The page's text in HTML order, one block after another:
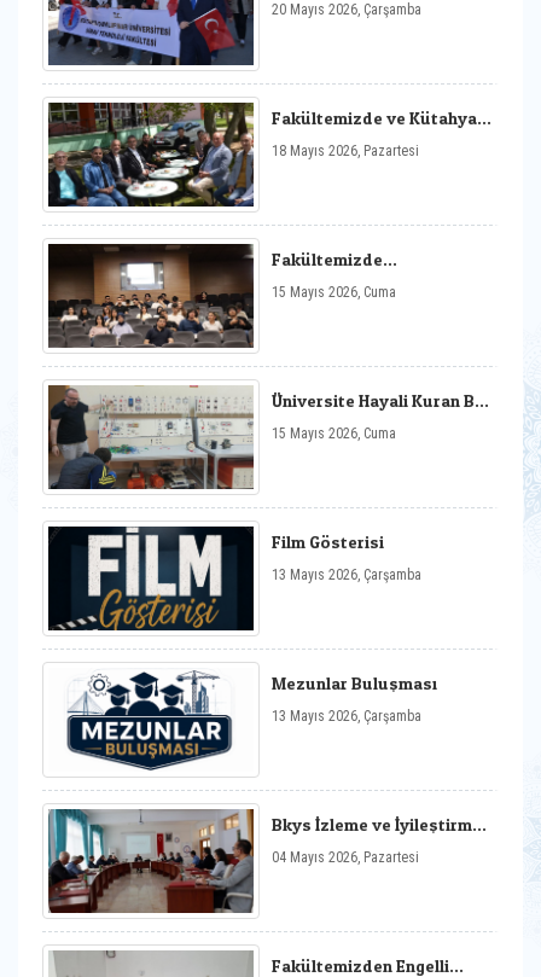
20 Mayıs 2026, Çarşamba
Fakültemizde ve Kütahya
Zamanlı Mezunlar
18 Mayıs 2026, Pazartesi
Fakültemizde
Film Gösterimi Etkinliği
15 Mayıs 2026, Cuma
Üniversite Hayali Kuran Bir
Misafir Edildi
15 Mayıs 2026, Cuma
Film Gösterisi
13 Mayıs 2026, Çarşamba
Mezunlar Buluşması
13 Mayıs 2026, Çarşamba
Bkys İzleme ve İyileştirme
Toplantı
04 Mayıs 2026, Pazartesi
Fakültemizden Engelli